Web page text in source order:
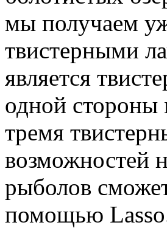
мы получаем
твистерными
является
одной
тремя
возможностей
рыболов
помощью